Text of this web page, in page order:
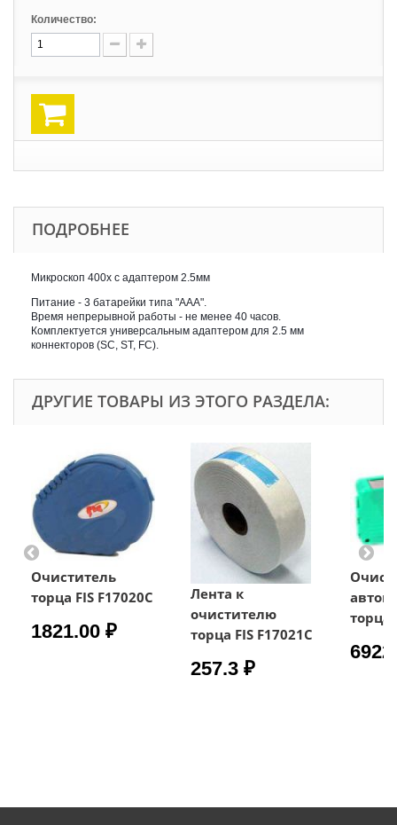
Количество:
ПОДРОБНЕЕ
Микроскоп 400х с адаптером 2.5мм
Питание - 3 батарейки типа "ААА".
Время непрерывной работы - не менее 40 часов.
Комплектуется универсальным адаптером для 2.5 мм
коннекторов (SC, ST, FC).
ДРУГИЕ ТОВАРЫ ИЗ ЭТОГО РАЗДЕЛА:
Очиститель
торца FIS F17020C
1821.00 ₽
Лента к
очистителю
торца FIS F17021C
257.3 ₽
торца